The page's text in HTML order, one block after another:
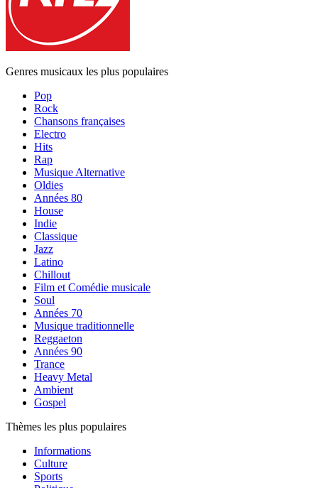
Genres musicaux les plus populaires
Pop
Rock
Chansons françaises
Electro
Hits
Rap
Musique Alternative
Oldies
Années 80
House
Indie
Classique
Jazz
Latino
Chillout
Film et Comédie musicale
Soul
Années 70
Musique traditionnelle
Reggaeton
Années 90
Trance
Heavy Metal
Ambient
Gospel
Thèmes les plus populaires
Informations
Culture
Sports